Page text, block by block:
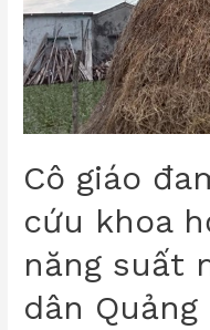
Cô giáo
cứu khoa
năng suất
dân Quảng